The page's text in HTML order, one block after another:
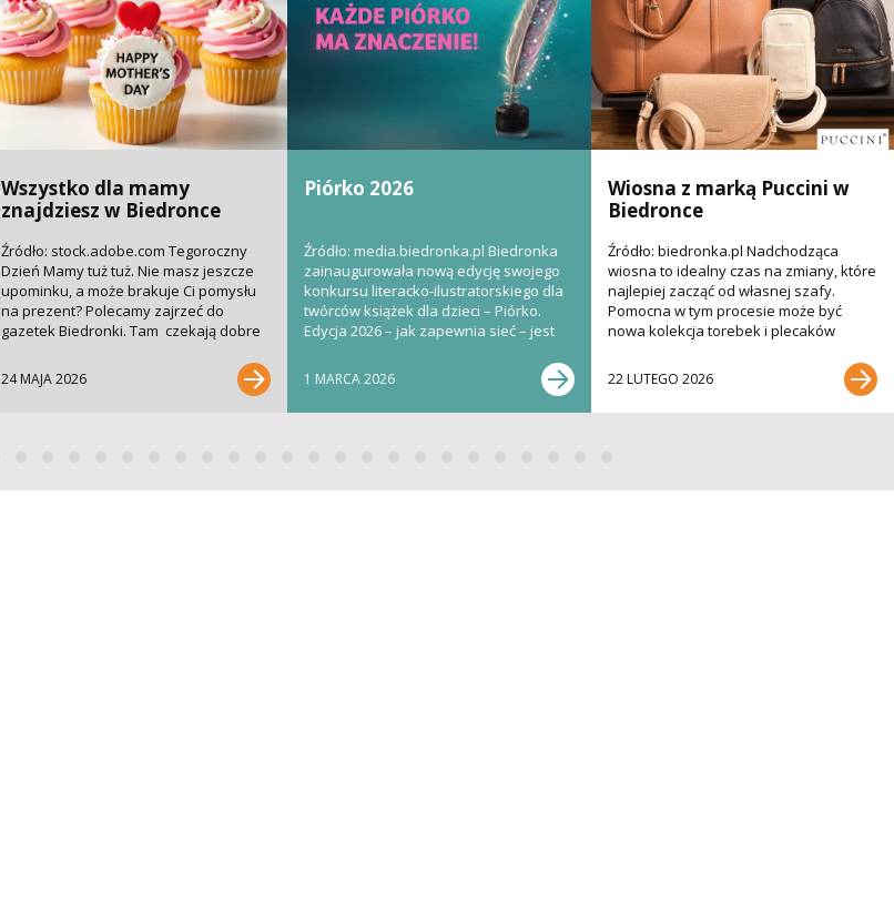
Wszystko dla mamy
znajdziesz w Biedronce
Źródło: stock.adobe.com Tegoroczny
Dzień Mamy tuż tuż. Nie masz jeszcze
upominku, a może brakuje Ci pomysłu
na prezent? Polecamy zajrzeć do
gazetek Biedronki. Tam czekają dobre
24 MAJA 2026
Piórko 2026
Źródło: media.biedronka.pl Biedronka
zainaugurowała nową edycję swojego
konkursu literacko-ilustratorskiego dla
twórców książek dla dzieci – Piórko.
Edycja 2026 – jak zapewnia sieć – jest
1 MARCA 2026
Wiosna z marką Puccini w
Biedronce
Źródło: biedronka.pl Nadchodząca
wiosna to idealny czas na zmiany, które
najlepiej zacząć od własnej szafy.
Pomocna w tym procesie może być
nowa kolekcja torebek i plecaków
22 LUTEGO 2026